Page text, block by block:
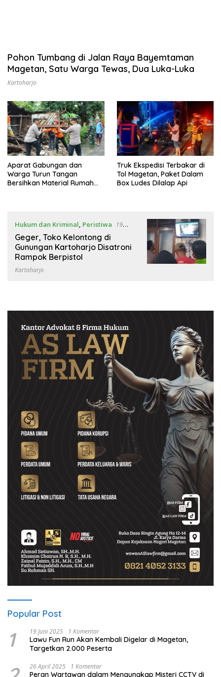
Pohon Tumbang di Jalan Raya Bayemtaman
Magetan, Satu Warga Tewas, Dua Luka-Luka
Kartoharjo
Aparat Gabungan dan
Warga Turun Tangan
Bersihkan Material Rumah
Truk Ekspedisi Terbakar di
Tol Magetan, Paket Dalam
Box Ludes Dilalap Api
Hukum dan Kriminal, Peristiwa
19
Februari 2023
Geger, Toko Kelontong di
Gunungan Kartoharjo Disatroni
Rampok Berpistol
Kartoharjo
Popular Post
1 19 Juni 2025 1 Komentar
Lawu Fun Run Akan Kembali Digelar di Magetan,
Targetkan 2.000 Peserta
26 April 2025 1 Komentar
Peran Wartawan dalam Mengungkap Misteri CCTV di